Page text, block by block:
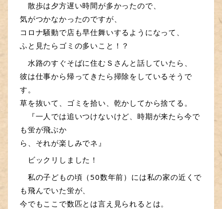
散歩は夕方遅い時間が多かったので、
気がつかなかったのですが、
コロナ騒動で店も早仕舞いするようになって、
ふと見たらゴミの多いこと！？
水路のすぐそばに住むＳさんと話していたら、
彼は仕事から帰ってきたら掃除をしているそうで
す。
草を抜いて、ゴミを拾い、乾かしてから捨てる。
『一人では追いつけないけど、時期が来たら今で
も蛍が飛ぶか
ら、それが楽しみでネ』
ビックリしました！
私の子どもの頃（50数年前）には私の家の近くで
も飛んでいた蛍が、
今でもここで数匹とは言え見られるとは。